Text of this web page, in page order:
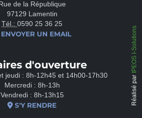
Rue de la République
97129 Lamentin
Tél.: 0590 25 36 25
ENVOYER UN EMAIL
d'ouverture
jeudi : 8h-12h45 et 14h00-17h30
Mercredi : 8h-13h
Vendredi : 8h-13h15
S'Y RENDRE Réalisé par
IPEOS I-Solutions